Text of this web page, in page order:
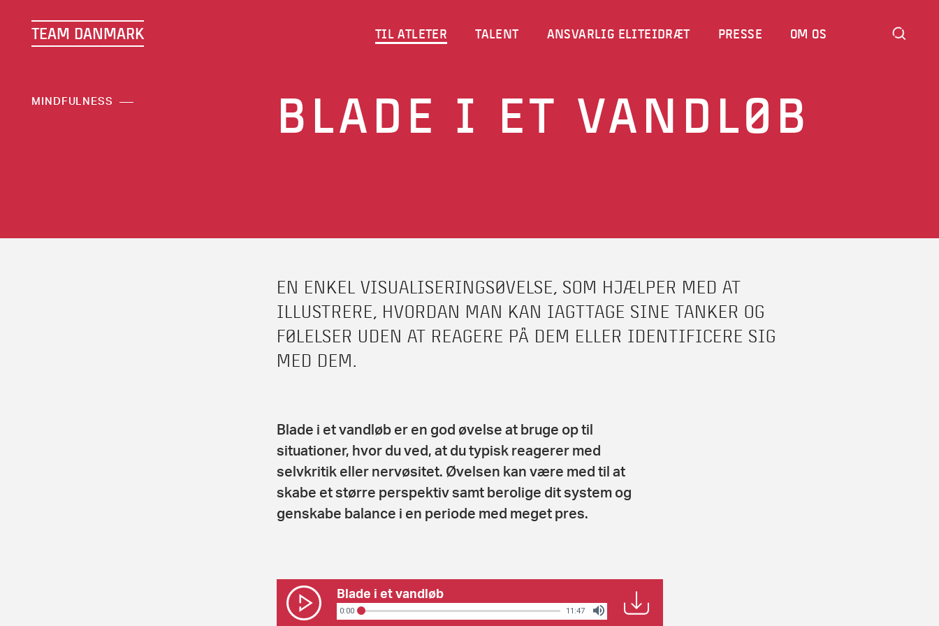
TEAM DANMARK TIL ATLETER TALENT ANSVARLIG ELITEIDRÆT PRESSE OM OS
MINDFULNESS BLADE I ET VANDLØB
EN ENKEL VISUALISERINGSØVELSE, SOM HJÆLPER MED AT
ILLUSTRERE, HVORDAN MAN KAN IAGTTAGE SINE TANKER OG
FØLELSER UDEN AT REAGERE PÅ DEM ELLER IDENTIFICERE SIG
MED DEM.
Blade i et vandløb eren god øvelse at bruge op til
situationer, hvor du ved, at du typisk reagerer med
selvkritik eller nervøsitet. Øvelsen kan være med til at
skabe et større perspektiv samt berolige dit system og
genskabe balance i en periode med meget pres.
Blade i et vandløb
0:00 11:47